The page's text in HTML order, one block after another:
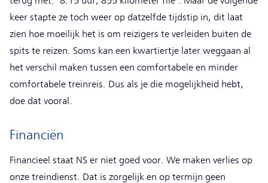
keer stapte ze toch weer op datzelfde tijdstip in, dit laat
zien hoe moeilijk het is om reizigers te verleiden buiten de
spits te reizen. Soms kan een kwartiertje later weggaan al
het verschil maken tussen een comfortabele en minder
comfortabele treinreis. Dus als je die mogelijkheid hebt,
doe dat vooral.
Financiën
Financieel staat NS er niet goed voor. We maken verlies op
onze treindienst. Dat is zorgelijk en op termijn geen